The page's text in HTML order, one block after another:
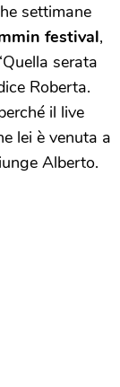
settimane
festival,
serata
Roberta.
il live
lei è venuta a
Alberto.